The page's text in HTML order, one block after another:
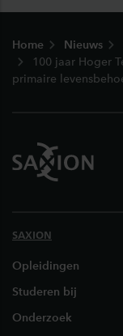
Home Nieuws
100 jaar Hoger
primaire
SAXION
Opleidingen
Studeren bij
Onderzoek